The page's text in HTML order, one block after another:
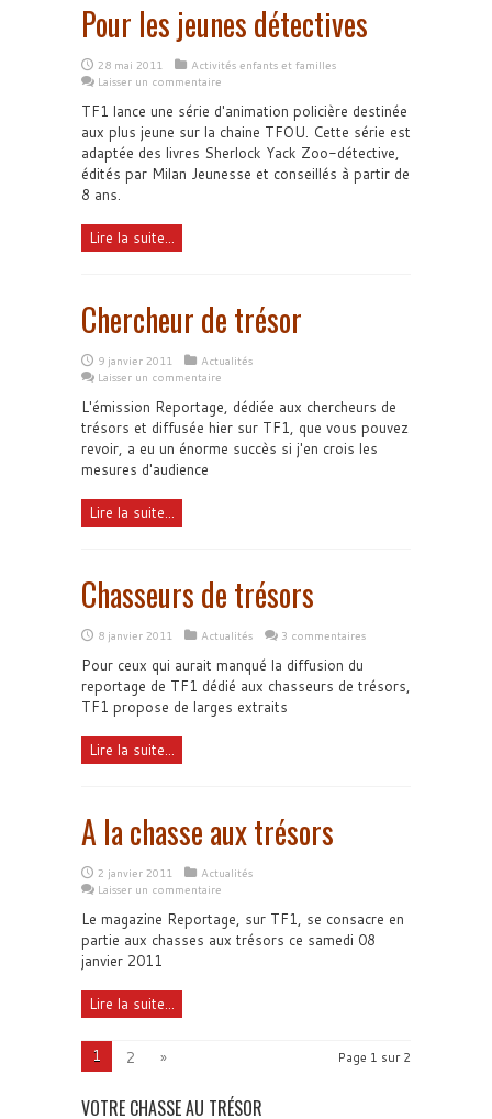
Pour les jeunes détectives
28 mai 2011
Activités enfants et familles
Laisser un commentaire
TF1 lance une série d'animation policière destinée
aux plus jeune sur la chaine TFOU. Cette série est
adaptée des livres Sherlock Yack Zoo-détective,
édités par Milan Jeunesse et conseillés à partir de
8 ans.
Lire la suite...
Chercheur de trésor
9 janvier 2011
Actualités
Laisser un commentaire
L'émission Reportage, dédiée aux chercheurs de
trésors et diffusée hier sur TF1, que vous pouvez
revoir, a eu un énorme succès si j'en crois les
mesures d'audience
Lire la suite...
Chasseurs de trésors
8 janvier 2011 Actualités 3 commentaires
Pour ceux qui aurait manqué la diffusion du
reportage de TF1 dédié aux chasseurs de trésors,
TF1 propose de larges extraits
Lire la suite...
A la chasse aux trésors
2 janvier 2011
Actualités
Laisser un commentaire
Le magazine Reportage, sur TF1, se consacre en
partie aux chasses aux trésors ce samedi 08
janvier 2011
Lire la suite...
Page 1 sur 2
1 2 »
VOTRE CHASSE AU TRÉSOR